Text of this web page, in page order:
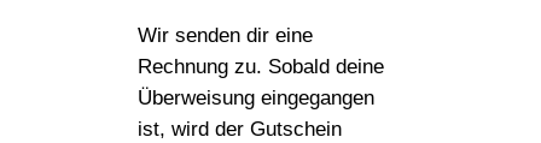
Wir senden dir eine
Rechnung zu. Sobald deine
Überweisung eingegangen
ist, wird der Gutschein